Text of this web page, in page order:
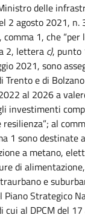
delle
2 agosto 2021, n.
comma 1, che
2, lettera c), punto
2021, sono
Trento e di
al 2026 a
investimenti
al
1 sono destinate
a metano,
di
e
Piano Strategico
al DPCM del 17